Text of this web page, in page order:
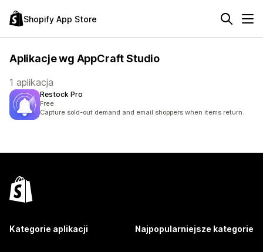
Shopify App Store
Aplikacje wg AppCraft Studio
1 aplikacja
Restock Pro
Free
Capture sold-out demand and email shoppers when items return.
Kategorie aplikacji Najpopularniejsze kategorie